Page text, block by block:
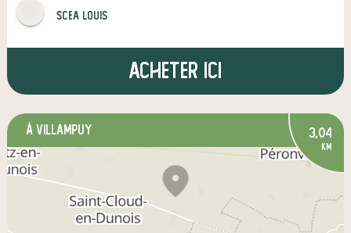
SCEA Louis
Acheter ici
à Villampuy 3,04
km